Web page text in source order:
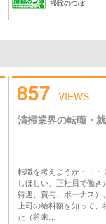
掃除のつぼ
857 VIEWS
清掃業界の転職・
転職を考えようか・・
しほしい、正社員で働き
待遇、賞与、ボーナス）
上司の給料額を知って
た（将来…